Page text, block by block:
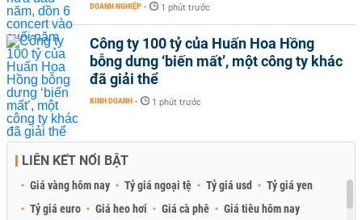
DOANH NGHIỆP - 1 phút trước
Công ty 100 tỷ của Huấn Hoa Hồng
bỗng dưng ‘biến mất’, một công ty khác
đã giải thể
KINH DOANH - 1 phút trước
LIÊN KẾT NỔI BẬT
Giá vàng hôm nay Tỷ giá ngoại tệ Tỷ giá usd
Tỷ giá yen
Tỷ giá euro
Giá heo hơi Giá cà phê
Giá tiêu hôm nay